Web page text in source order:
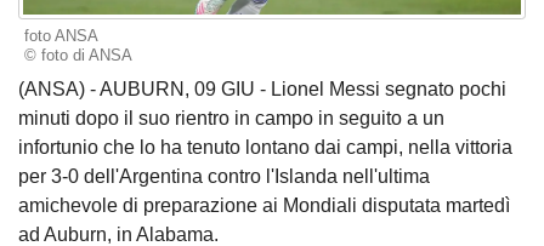
foto ANSA
© foto di ANSA
(ANSA) - AUBURN, 09 GIU - Lionel Messi segnato pochi
minuti dopo il suo rientro in campo in seguito a un
infortunio che lo ha tenuto lontano dai campi, nella vittoria
per 3-0 dell'Argentina contro l'Islanda nell'ultima
amichevole di preparazione ai Mondiali disputata martedì
ad Auburn, in Alabama.